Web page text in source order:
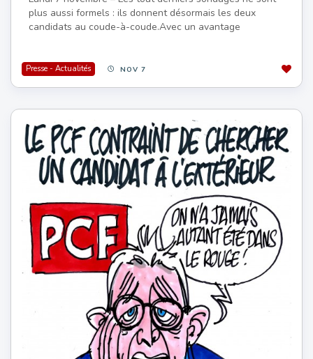
plus aussi formels : ils donnent désormais les deux
candidats au coude-à-coude.Avec un avantage
Presse - Actualités NOV 7